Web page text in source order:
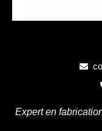
Expert en